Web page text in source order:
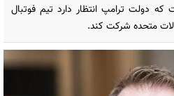
دولت ترامپ انتظار دارد تیم فوتبال
متحده شرکت کند.